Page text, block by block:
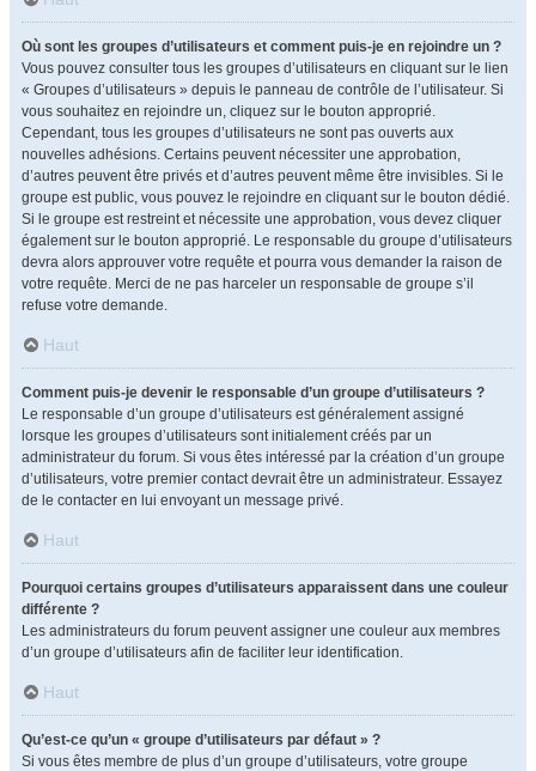
Où sont les groupes d’utilisateurs et comment puis-je en rejoindre un ?
Vous pouvez consulter tous les groupes d’utilisateurs en cliquant sur le lien
« Groupes d’utilisateurs » depuis le panneau de contrôle de l’utilisateur. Si
vous souhaitez en rejoindre un, cliquez sur le bouton approprié.
Cependant, tous les groupes d’utilisateurs ne sont pas ouverts aux
nouvelles adhésions. Certains peuvent nécessiter une approbation,
d’autres peuvent être privés et d’autres peuvent même être invisibles. Si le
groupe est public, vous pouvez le rejoindre en cliquant sur le bouton dédié.
Si le groupe est restreint et nécessite une approbation, vous devez cliquer
également sur le bouton approprié. Le responsable du groupe d’utilisateurs
devra alors approuver votre requête et pourra vous demander la raison de
votre requête. Merci de ne pas harceler un responsable de groupe s’il
refuse votre demande.
Haut
Comment puis-je devenir le responsable d’un groupe d’utilisateurs ?
Le responsable d’un groupe d’utilisateurs est généralement assigné
lorsque les groupes d’utilisateurs sont initialement créés par un
administrateur du forum. Si vous êtes intéressé par la création d’un groupe
d’utilisateurs, votre premier contact devrait être un administrateur. Essayez
de le contacter en lui envoyant un message privé.
Haut
Pourquoi certains groupes d’utilisateurs apparaissent dans une couleur
différente ?
Les administrateurs du forum peuvent assigner une couleur aux membres
d’un groupe d’utilisateurs afin de faciliter leur identification.
Haut
Qu’est-ce qu’un « groupe d’utilisateurs par défaut » ?
Si vous êtes membre de plus d’un groupe d’utilisateurs, votre groupe